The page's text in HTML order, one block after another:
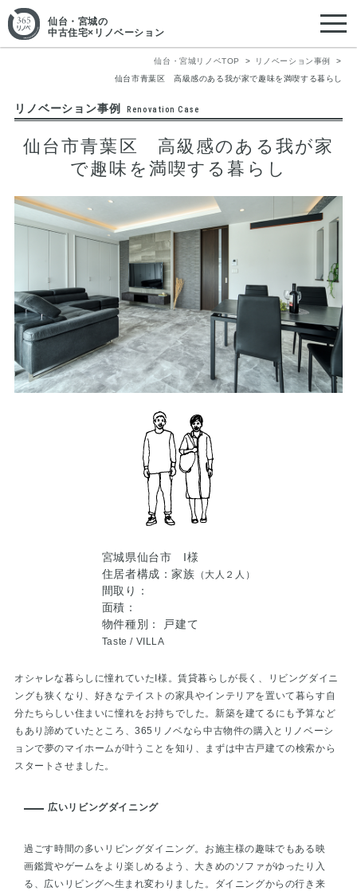
仙台・宮城の
中古住宅×リノベーション
仙台・宮城リノベTOP
リノベーション事例
仙台市青葉区 高級感のある我が家で趣味を満喫する暮らし
リノベーション事例 Renovation Case
仙台市青葉区 高級感のある我が家
で趣味を満喫する暮らし
宮城県仙台市 I様
住居者構成：家族 （大人２人）
間取り：
面積：
物件種別： 戸建て
Taste / VILLA
オシャレな暮らしに憧れていたI様。賃貸暮らしが長く、リビングダイニ
ングも狭くなり、好きなテイストの家具やインテリアを置いて暮らす自
分たちらしい住まいに憧れをお持ちでした。新築を建てるにも予算など
もあり諦めていたところ、365リノベなら中古物件の購入とリノベーシ
ョンで夢のマイホームが叶うことを知り、まずは中古戸建ての検索から
スタートさせました。
広いリビングダイニング
過ごす時間の多いリビングダイニング。お施主様の趣味でもある映
画鑑賞やゲームをより楽しめるよう、大きめのソファがゆったり入
る、広いリビングへ生まれ変わりました。ダイニングからの行き来